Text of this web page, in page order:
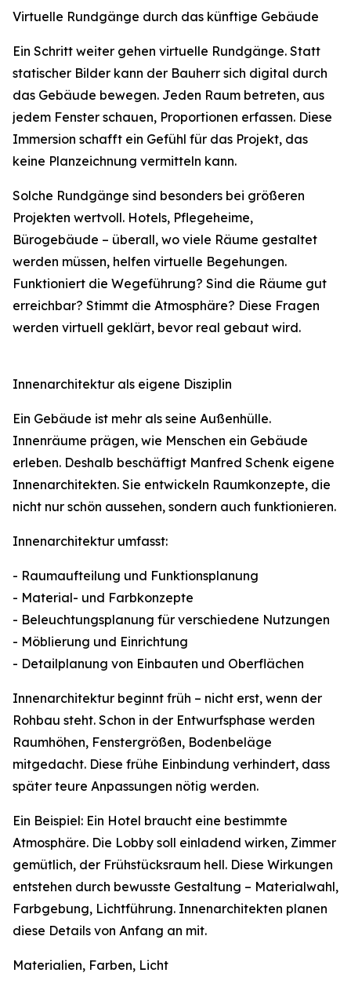
Virtuelle Rundgänge durch das künftige Gebäude
Ein Schritt weiter gehen virtuelle Rundgänge. Statt
statischer Bilder kann der Bauherr sich digital durch
das Gebäude bewegen. Jeden Raum betreten, aus
jedem Fenster schauen, Proportionen erfassen. Diese
Immersion schafft ein Gefühl für das Projekt, das
keine Planzeichnung vermitteln kann.
Solche Rundgänge sind besonders bei größeren
Projekten wertvoll. Hotels, Pflegeheime,
Bürogebäude – überall, wo viele Räume gestaltet
werden müssen, helfen virtuelle Begehungen.
Funktioniert die Wegeführung? Sind die Räume gut
erreichbar? Stimmt die Atmosphäre? Diese Fragen
werden virtuell geklärt, bevor real gebaut wird.
Innenarchitektur als eigene Disziplin
Ein Gebäude ist mehr als seine Außenhülle.
Innenräume prägen, wie Menschen ein Gebäude
erleben. Deshalb beschäftigt Manfred Schenk eigene
Innenarchitekten. Sie entwickeln Raumkonzepte, die
nicht nur schön aussehen, sondern auch funktionieren.
Innenarchitektur umfasst:
- Raumaufteilung und Funktionsplanung
- Material- und Farbkonzepte
- Beleuchtungsplanung für verschiedene Nutzungen
- Möblierung und Einrichtung
- Detailplanung von Einbauten und Oberflächen
Innenarchitektur beginnt früh – nicht erst, wenn der
Rohbau steht. Schon in der Entwurfsphase werden
Raumhöhen, Fenstergrößen, Bodenbeläge
mitgedacht. Diese frühe Einbindung verhindert, dass
später teure Anpassungen nötig werden.
Ein Beispiel: Ein Hotel braucht eine bestimmte
Atmosphäre. Die Lobby soll einladend wirken, Zimmer
gemütlich, der Frühstücksraum hell. Diese Wirkungen
entstehen durch bewusste Gestaltung – Materialwahl,
Farbgebung, Lichtführung. Innenarchitekten planen
diese Details von Anfang an mit.
Materialien, Farben, Licht